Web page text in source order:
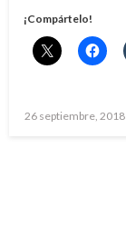
¡Compártelo!
Publicado
26 septiembre, 2018